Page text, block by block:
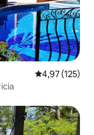
Середня
4,97 (125)